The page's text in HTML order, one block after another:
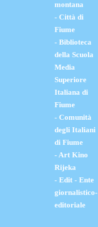
montana
- Città di
Fiume
- Biblioteca
della Scuola
Media
Superiore
Italiana di
Fiume
- Comunità
degli Italiani
di Fiume
- Art Kino
Rijeka
- Edit - Ente
giornalistico-
editoriale